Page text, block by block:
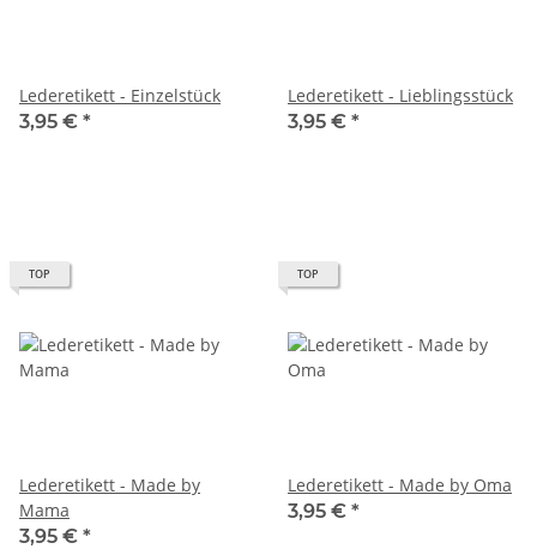
Lederetikett - Einzelstück
3,95 € *
Lederetikett - Lieblingsstück
3,95 € *
TOP
Lederetikett - Made by
Mama
3,95 € *
TOP
Lederetikett - Made by Oma
3,95 € *